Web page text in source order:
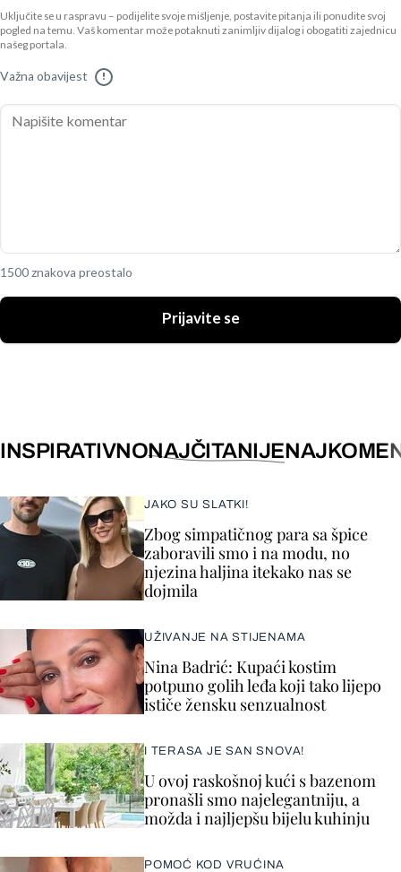
Uključite se u raspravu – podijelite svoje mišljenje, postavite pitanja ili ponudite svoj
pogled na temu. Vaš komentar može potaknuti zanimljiv dijalog i obogatiti zajednicu
našeg portala.
Važna obavijest !
1500 znakova preostalo
Prijavite se
INSPIRATIVNONAJČITANIJE
JAKO SU SLATKI!
Zbog simpatičnog para sa špice
zaboravili smo i na modu, no
njezina haljina itekako nas se
dojmila
UŽIVANJE NA STIJENAMA
Nina Badrić: Kupaći kostim
potpuno golih leđa koji tako lijepo
ističe žensku senzualnost
I TERASA JE SAN SNOVA!
U ovoj raskošnoj kući s bazenom
pronašli smo najelegantniju, a
možda i najljepšu bijelu kuhinju
POMOĆ KOD VRUĆINA